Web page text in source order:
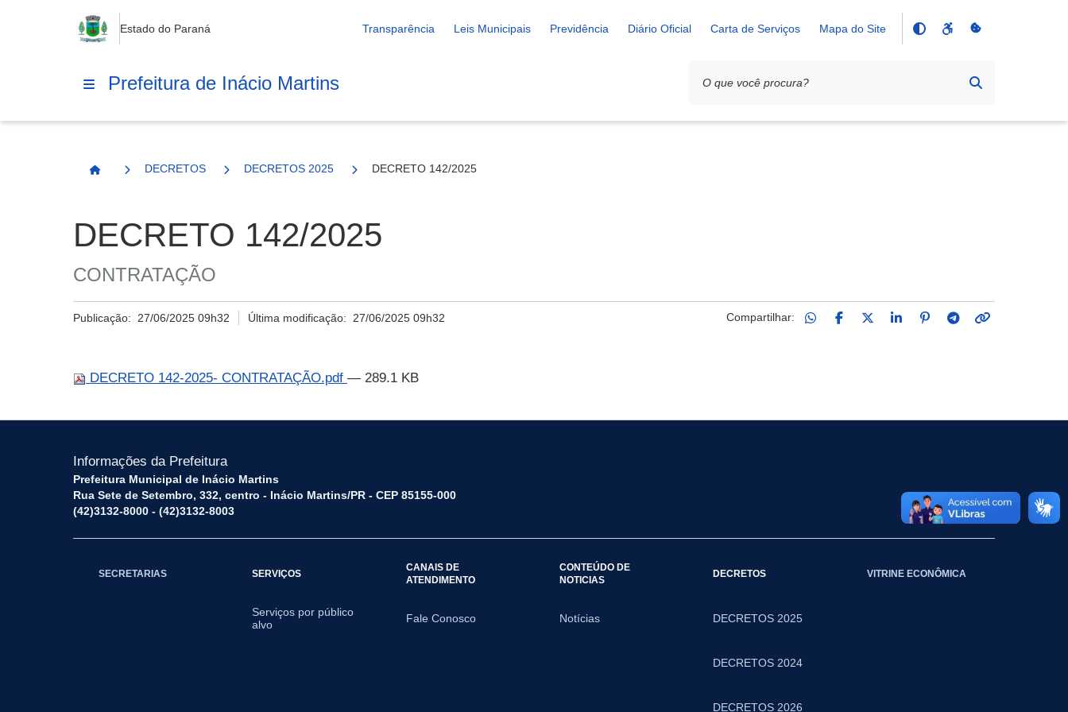
Estado do Paraná Transparência Leis Municipais Previdência Diário Oficial Carta de Serviços Mapa do Site
Prefeitura de Inácio Martins
Página Inicial
DECRETOS DECRETOS 2025 DECRETO 142/2025
DECRETO 142/2025
CONTRATAÇÃO
Publicação: 27/06/2025 09h32 Última modificação: 27/06/2025 09h32 Compartilhar:
DECRETO 142-2025- CONTRATAÇÃO.pdf — 289.1 KB
Informações da Prefeitura
Prefeitura Municipal de Inácio Martins
Rua Sete de Setembro, 332, centro - Inácio Martins/PR - CEP 85155-000
(42)3132-8000 - (42)3132-8003
SECRETARIAS SERVIÇOS
Serviços por público
alvo
CANAIS DE
ATENDIMENTO
Fale Conosco
CONTEÚDO DE
NOTICIAS
Notícias
DECRETOS
DECRETOS 2025
DECRETOS 2024
DECRETOS 2026
VITRINE ECONÔMICA